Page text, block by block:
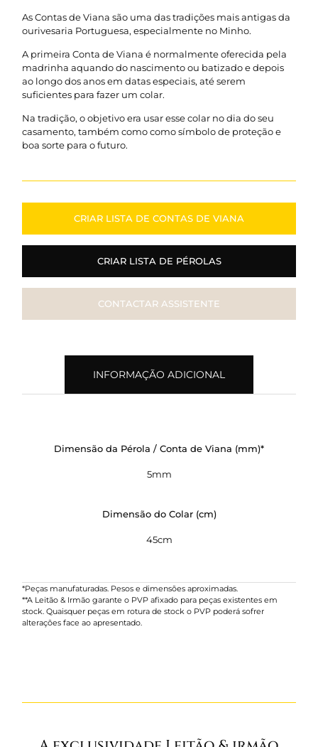
As Contas de Viana são uma das tradições mais antigas da
ourivesaria Portuguesa, especialmente no Minho.
A primeira Conta de Viana é normalmente oferecida pela
madrinha aquando do nascimento ou batizado e depois
ao longo dos anos em datas especiais, até serem
suficientes para fazer um colar.
Na tradição, o objetivo era usar esse colar no dia do seu
casamento, também como como símbolo de proteção e
boa sorte para o futuro.
CRIAR LISTA DE CONTAS DE VIANA
CRIAR LISTA DE PÉROLAS
CONTACTAR ASSISTENTE
INFORMAÇÃO ADICIONAL
Dimensão da Pérola / Conta de Viana (mm)*
5mm
Dimensão do Colar (cm)
45cm
*Peças manufaturadas. Pesos e dimensões aproximadas.
**A Leitão & Irmão garante o PVP afixado para peças existentes em
stock. Quaisquer peças em rotura de stock o PVP poderá sofrer
alterações face ao apresentado.